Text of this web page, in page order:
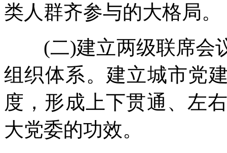
类人群齐参与的大格局。
(二)建立两级联席会
组织体系。建立城市党
度，形成上下贯通、左
大党委的功效。